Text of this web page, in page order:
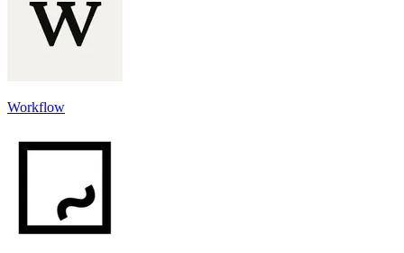
Workflow